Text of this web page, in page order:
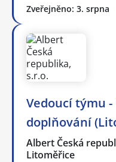
Zveřejněno: 3. srpna
Vedoucí týmu -
doplňování
Albert Česká
Litoměřice